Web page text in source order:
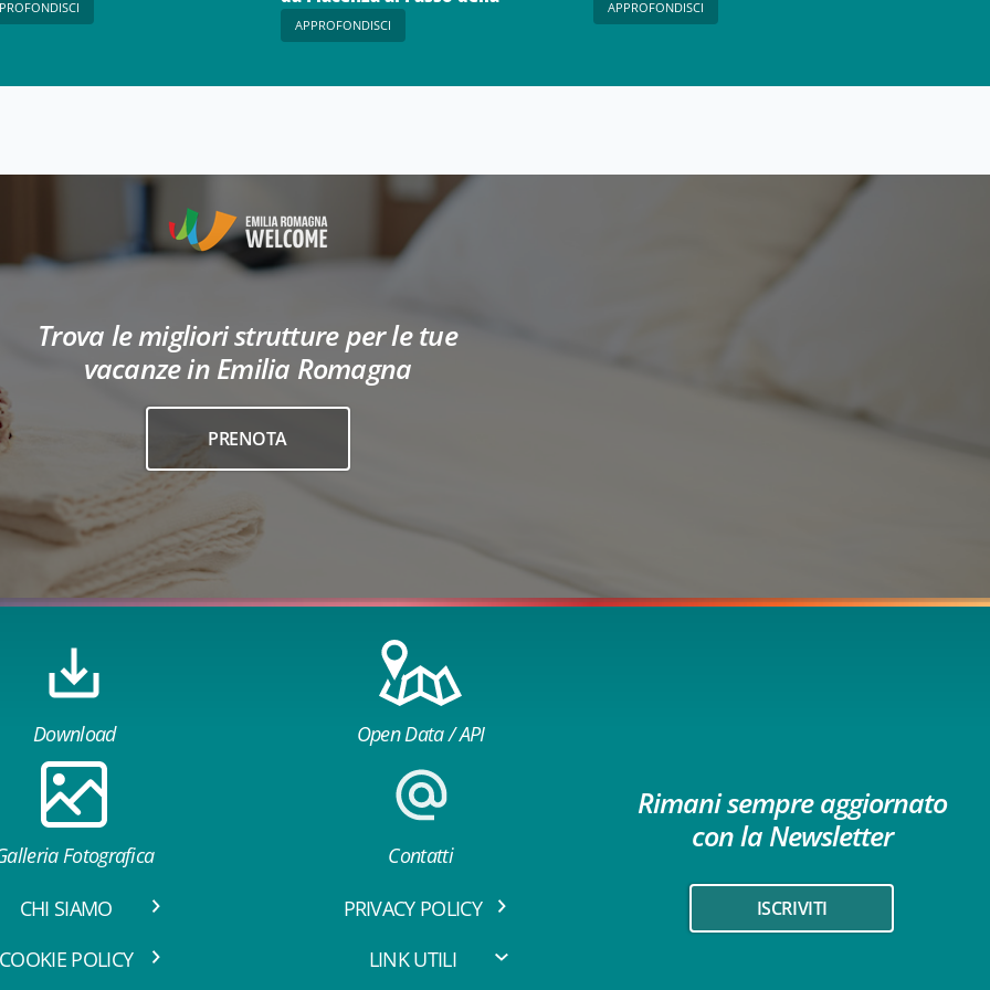
Cisa
APPROFONDISCI
APPROFONDISCI
Trova le migliori strutture per le tue
vacanze in Emilia Romagna
PRENOTA
Download Open Data / API
Fotografica
Contatti
CHI SIAMO
PRIVACY POLICY
COOKIE POLICY
LINK UTILI
Rimani sempre aggiornato
con la Newsletter
ISCRIVITI